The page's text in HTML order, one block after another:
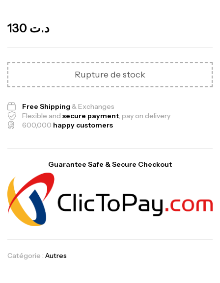
د.ت
Rupture de stock
Free Shipping & Exchanges
Flexible and secure payment, pay on delivery
600,000 happy customers
Guarantee Safe & Secure Checkout
Catégorie : Autres